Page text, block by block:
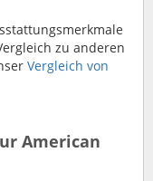
zu anderen
Vergleich von
American